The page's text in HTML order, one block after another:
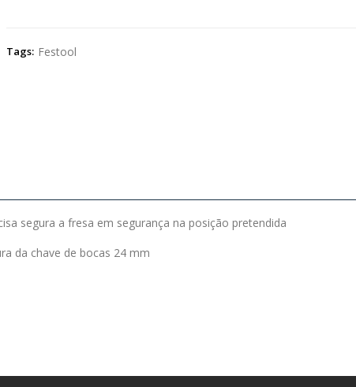
Tags: Festool
segura a fresa em segurança na posição pretendida
da chave de bocas 24 mm